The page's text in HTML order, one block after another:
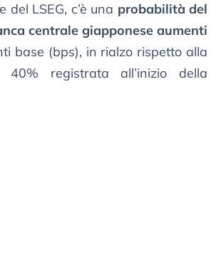
del LSEG, c’è una probabilità del
centrale giapponese aumenti
base (bps), in rialzo rispetto alla
40% registrata all’inizio della